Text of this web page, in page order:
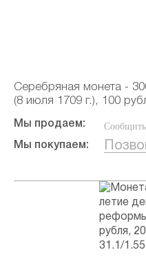
Серебряная монета -
(8 июля 1709 г.), 100
Мы продаем:
Мы покупаем: